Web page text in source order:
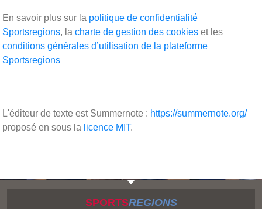
En savoir plus sur la politique de confidentialité
Sportsregions, la charte de gestion des cookies et les
conditions générales d’utilisation de la plateforme
Sportsregions
L'éditeur de texte est Summernote : https://summernote.org/
proposé en sous la licence MIT.
SPORTSREGIONS